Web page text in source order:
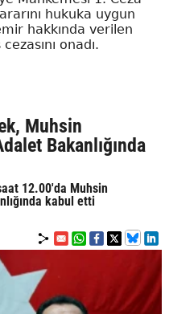
hukuka uygun
hakkında verilen
onadı.
Muhsin
Bakanlığında
12.00'da Muhsin
kabul etti